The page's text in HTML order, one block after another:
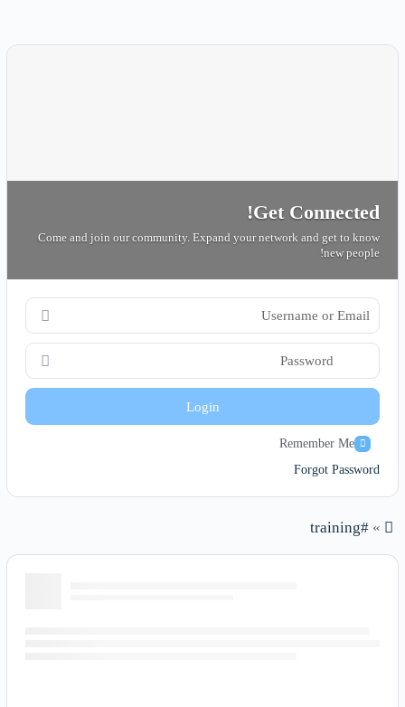
Get Connected!
Come and join our community. Expand your network and get to know
new people!
Login
Remember Me
Forgot Password
»
#training